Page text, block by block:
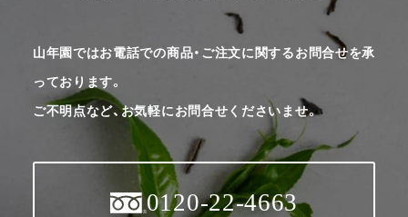
山年園ではお電話での商品・ご注文に関するお問合せを承
っております。
ご不明点など、お気軽にお問合せくださいませ。
0120-22-4663